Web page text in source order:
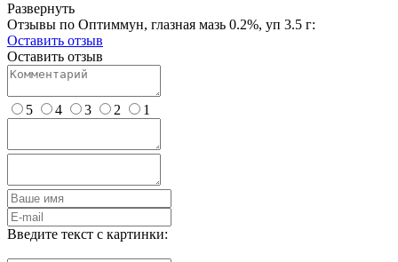
Развернуть
Отзывы по Оптиммун, глазная мазь 0.2%, уп 3.5 г:
Оставить отзыв
Оставить отзыв
5 4 3 2 1
Введите текст с картинки: